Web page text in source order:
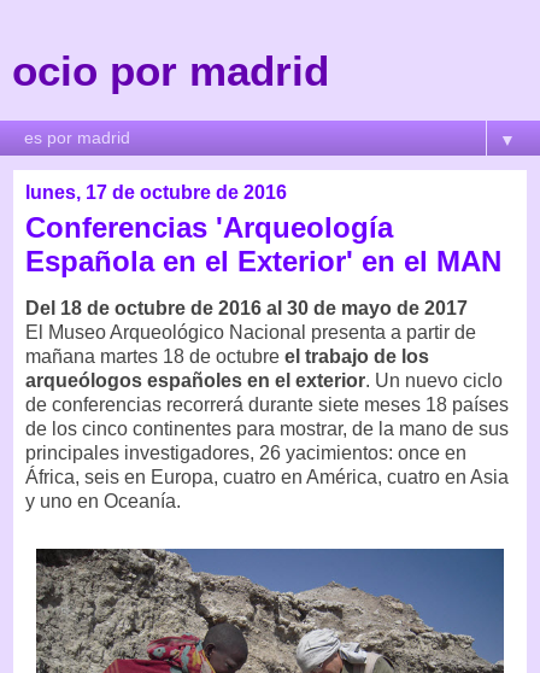
ocio por madrid
▼
lunes, 17 de octubre de 2016
Conferencias 'Arqueología
Española en el Exterior' en el MAN
Del 18 de octubre de 2016 al 30 de mayo de 2017
El Museo Arqueológico Nacional presenta a partir de
mañana martes 18 de octubre el trabajo de los
arqueólogos españoles en el exterior. Un nuevo ciclo
de conferencias recorrerá durante siete meses 18 países
de los cinco continentes para mostrar, de la mano de sus
principales investigadores, 26 yacimientos: once en
África, seis en Europa, cuatro en América, cuatro en Asia
y uno en Oceanía.